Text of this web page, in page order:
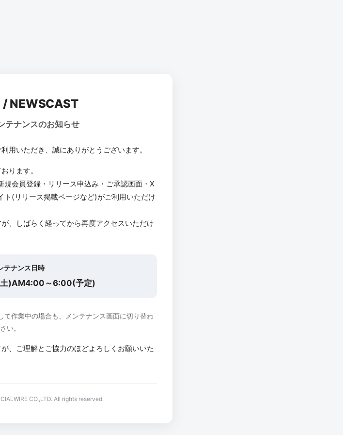
/ NEWSCAST
テナンスのお知らせ
用いただき、誠にありがとうございます。
ります。
規会員登録・リリース申込み・ご承認画面・X
ト(リリース掲載ページなど)がご利用いただけ
、しばらく経ってから再度アクセスいただけ
テナンス日時
)AM4:00～6:00(予定)
作業中の場合も、メンテナンス画面に切り替わ
い。
、ご理解とご協力のほどよろしくお願いいた
CO.,LTD. All rights reserved.